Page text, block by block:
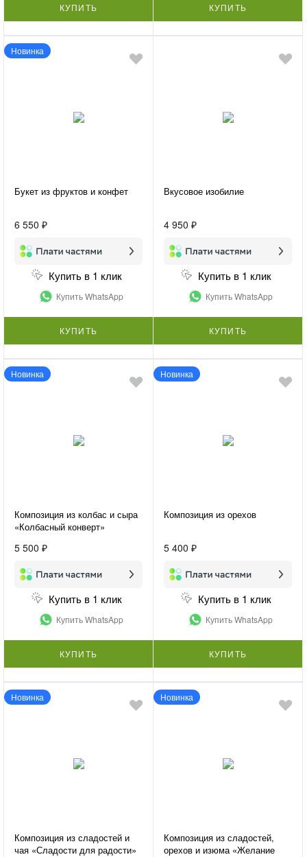
КУПИТЬ КУПИТЬ
Новинка
Букет из фруктов и конфет
6 550 ₽
Купить в 1 клик
Купить WhatsApp
КУПИТЬ
Вкусовое изобилие
4 950 ₽
Купить в 1 клик
Купить WhatsApp
КУПИТЬ
Новинка
Композиция из колбас и сыра
«Колбасный конверт»
5 500 ₽
Купить в 1 клик
Купить WhatsApp
КУПИТЬ
Новинка
Композиция из орехов
5 400 ₽
Купить в 1 клик
Купить WhatsApp
КУПИТЬ
Новинка
Композиция из сладостей и
чая «Сладости для радости»
Новинка
Композиция из сладостей,
орехов и изюма «Желание